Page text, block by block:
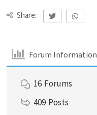
Share:
Forum Information
16 Forums
409 Posts